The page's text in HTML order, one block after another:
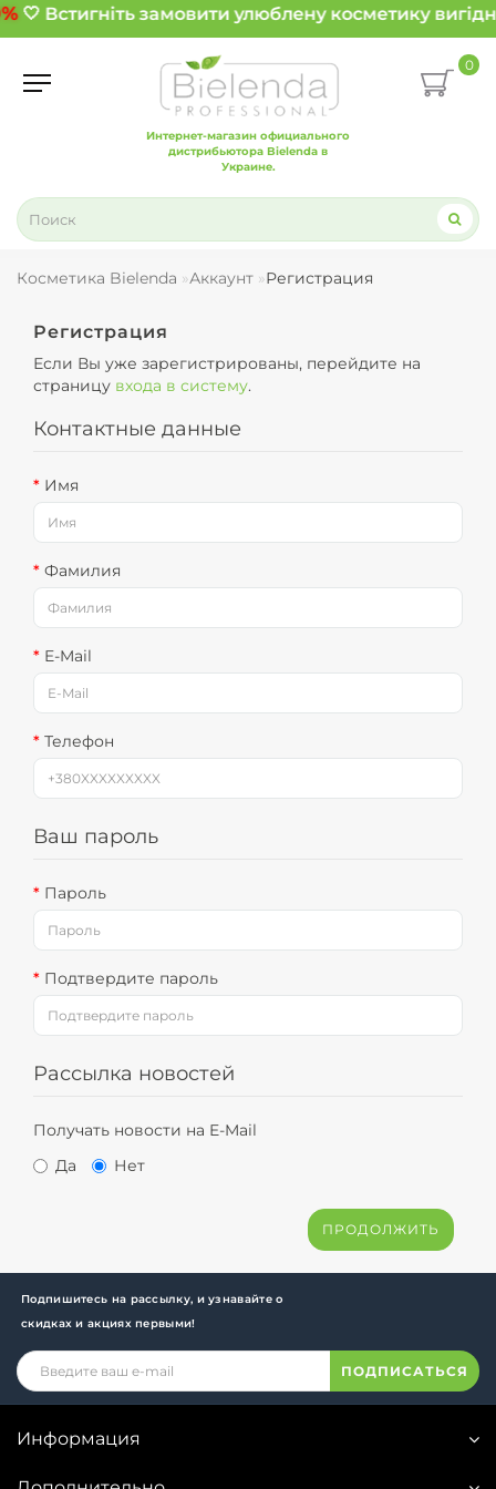
🤍 Встигніть замовити улюблену косметику
Интернет-магазин официального
дистрибьютора Bielenda в
Украине.
0
Косметика Bielenda Аккаунт Регистрация
Регистрация
Если Вы уже зарегистрированы, перейдите на
страницу входа в систему.
Контактные данные
Имя
Фамилия
E-Mail
Телефон
Ваш пароль
Пароль
Подтвердите пароль
Рассылка новостей
Получать новости на E-Mail
Да
Нет
Подпишитесь на рассылку, и узнавайте о
скидках и акциях первыми!
ПОДПИСАТЬСЯ
Информация